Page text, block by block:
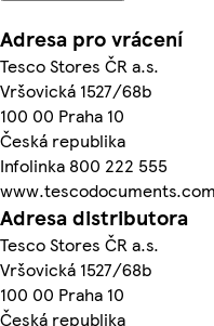
Adresa pro vrácení
Tesco Stores ČR a.s.
Vršovická 1527/68b
100 00 Praha 10
Česká republika
Infolinka 800 222 555
www.tescodocuments.com
Adresa distributora
Tesco Stores ČR a.s.
Vršovická 1527/68b
100 00 Praha 10
Česká republika